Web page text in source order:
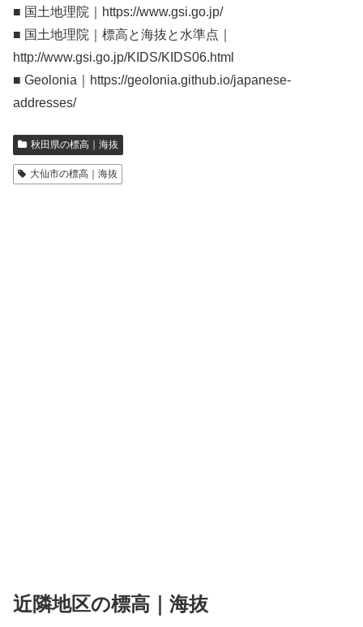
■ 国土地理院｜https://www.gsi.go.jp/
■ 国土地理院｜標高と海抜と水準点｜
http://www.gsi.go.jp/KIDS/KIDS06.html
■ Geolonia｜https://geolonia.github.io/japanese-
addresses/
秋田県の標高｜海抜
大仙市の標高｜海抜
近隣地区の標高｜海抜